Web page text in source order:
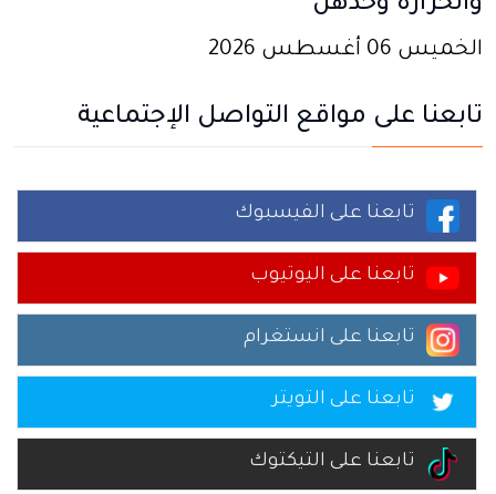
والحرارة وحدهن
الخميس 06 أغسطس 2026
تابعنا على مواقع التواصل الإجتماعية
تابعنا على الفيسبوك
تابعنا على اليوتيوب
تابعنا على انستغرام
تابعنا على التويتر
تابعنا على التيكتوك